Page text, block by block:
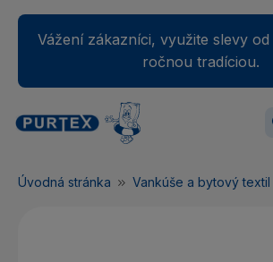
Vážení zákazníci, využite slevy
ročnou tradíciou.
Váš nákupný košík je
Úvodná stránka Vankúše a bytový textil